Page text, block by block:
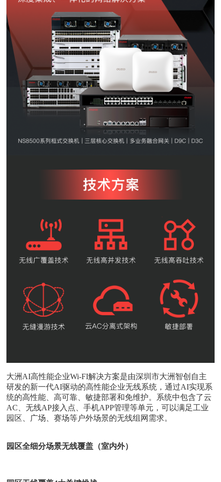
大洲AI高性能企业Wi-FI解决方案是由深圳市大洲智创自主
研发的新一代AI驱动的高性能企业无线系统，通过AI实现系
统的高性能、高可靠、敏捷部署和免维护。系统中包含了云
AC、无线AP接入点、手机APP管理等单元，可以满足工业
园区、广场、赛场等户外场景的无线组网需求。
园区全细分场景无线覆盖（室内外）